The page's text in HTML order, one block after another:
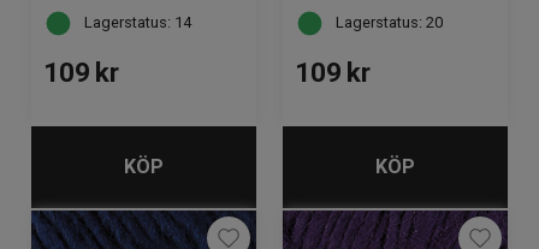
Lagerstatus: 14
109 kr
KÖP
Lagerstatus: 20
109 kr
KÖP